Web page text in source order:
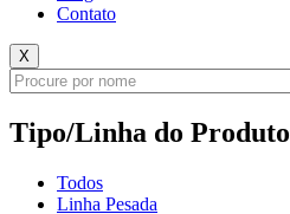
Contato
X
Tipo/Linha do Produto
Todos
Linha Pesada